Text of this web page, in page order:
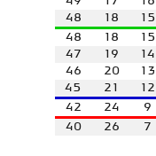
48
18 15
48
18 15
47
19 14
46
20 13
45
21 12
42
24 9
40
26 7